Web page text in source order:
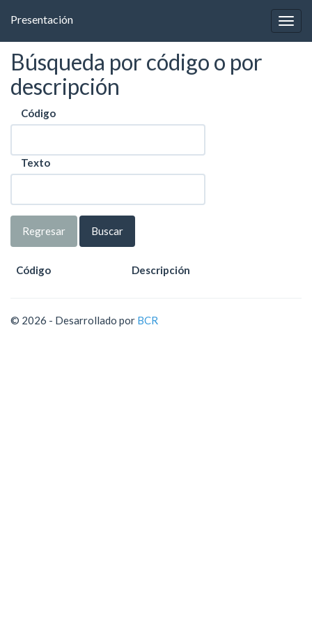
Presentación
Búsqueda por código o por
descripción
Código
Texto
Regresar
Código Descripción
© 2026 - Desarrollado por BCR